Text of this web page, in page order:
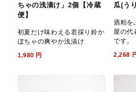
ちゃの浅漬け」2個【冷蔵
便】
初夏だけ味わえる若採り鈴か
ぼちゃの爽やか浅漬け
1,980 円
瓜(う
酒粕を
屋の代
です。
2,268